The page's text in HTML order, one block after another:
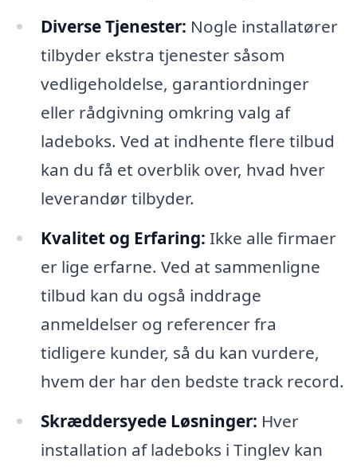
Diverse Tjenester: Nogle installatører
tilbyder ekstra tjenester såsom
vedligeholdelse, garantiordninger
eller rådgivning omkring valg af
ladeboks. Ved at indhente flere tilbud
kan du få et overblik over, hvad hver
leverandør tilbyder.
Kvalitet og Erfaring: Ikke alle firmaer
er lige erfarne. Ved at sammenligne
tilbud kan du også inddrage
anmeldelser og referencer fra
tidligere kunder, så du kan vurdere,
hvem der har den bedste track record.
Skræddersyede Løsninger: Hver
installation af ladeboks i Tinglev kan